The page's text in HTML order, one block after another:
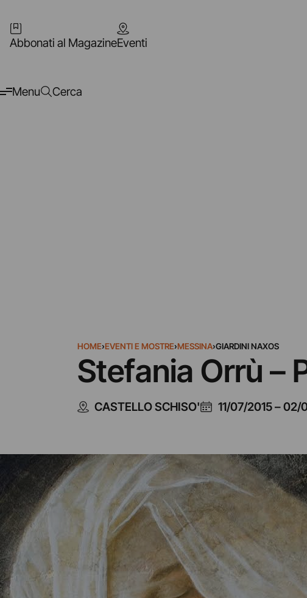
Abbonati al MagazineEventi
Menu Cerca
HOME›EVENTI E MOSTRE›MESSINA›GIARDINI NAXOS
Stefania Orrù –
CASTELLO SCHISO' 11/07/2015–02/